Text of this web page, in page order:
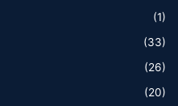
(1)
(33)
(26)
(20)